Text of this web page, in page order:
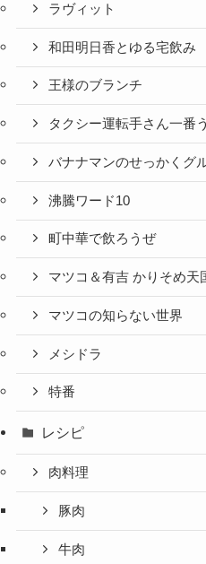
ラヴィット
和田明日香とゆる宅飲み
王様のブランチ
タクシー運転手さん一番
バナナマンのせっかくグ
沸騰ワード10
町中華で飲ろうぜ
マツコ＆有吉 かりそめ天
マツコの知らない世界
メシドラ
特番
レシピ
肉料理
豚肉
牛肉